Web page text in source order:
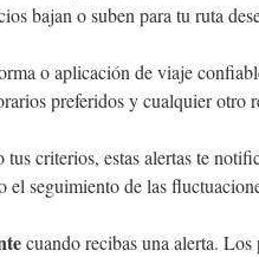
bajan o suben para tu ruta
o aplicación de viaje
preferidos y cualquier otro
tus criterios, estas alertas te
seguimiento de las
cuando recibas una alerta.